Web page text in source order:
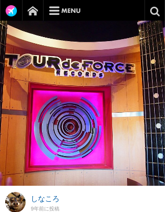
しなころ
9年前に投稿